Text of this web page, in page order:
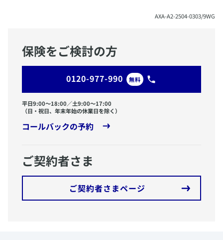
​AXA-A2-2504-0303/9WG
保険をご検討の方
0120-977-990 無料
平日9:00〜18:00／土9:00〜17:00
（日・祝日、年末年始の休業日を除く）
コールバックの予約
ご契約者さま
ご契約者さまページ